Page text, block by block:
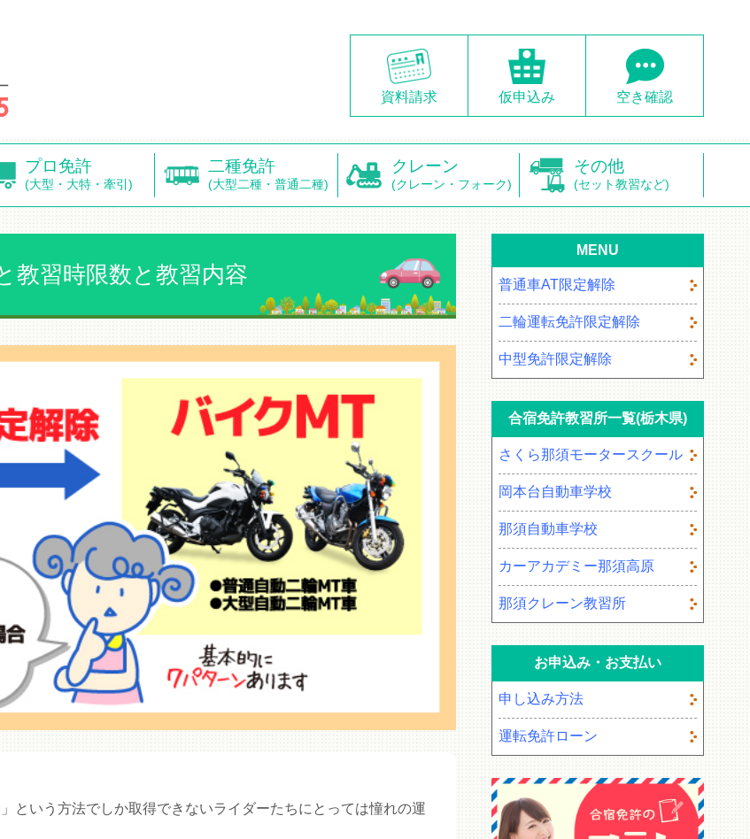
資料請求 仮申込み 空き確認
プロ免許
(大型・大特・牽引)
二種免許
(大型二種・普通二種)
クレーン
(クレーン・フォーク)
その他
(セット教習など)
教習時限数と教習内容
という方法でしか取得できないライダーたちにとっては憧れの運
MENU
普通車AT限定解除
二輪運転免許限定解除
中型免許限定解除
合宿免許教習所一覧(栃木県)
さくら那須モータースクール
岡本台自動車学校
那須自動車学校
カーアカデミー那須高原
那須クレーン教習所
お申込み・お支払い
申し込み方法
運転免許ローン